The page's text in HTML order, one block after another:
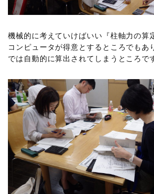
機械的に考えていけばいい『柱軸力の算
コンピュータが得意とするところでもあ
では自動的に算出されてしまうところで